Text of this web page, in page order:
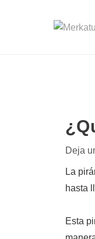
Deja
La
hasta
Esta